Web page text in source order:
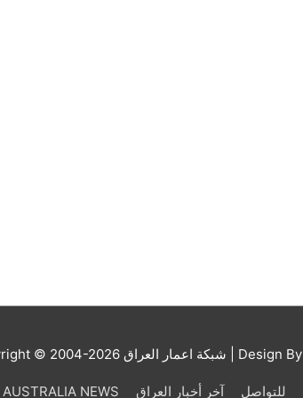
© 2004-2026 شبكة اعمار العراق | Design By
AUSTRALIA NEWS آخر أخبار العراق للتواصل